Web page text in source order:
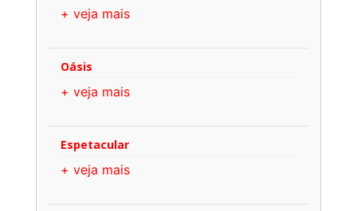
+ veja mais
Oásis
+ veja mais
Espetacular
+ veja mais